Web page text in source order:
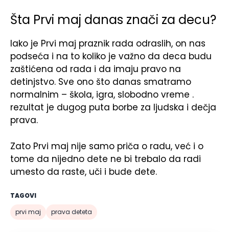
Šta Prvi maj danas znači za decu?
Iako je Prvi maj praznik rada odraslih, on nas
podseća i na to koliko je važno da deca budu
zaštićena od rada i da imaju pravo na
detinjstvo. Sve ono što danas smatramo
normalnim – škola, igra, slobodno vreme .
rezultat je dugog puta borbe za ljudska i dečja
prava.
Zato Prvi maj nije samo priča o radu, već i o
tome da nijedno dete ne bi trebalo da radi
umesto da raste, uči i bude dete.
TAGOVI
prvi maj
prava deteta